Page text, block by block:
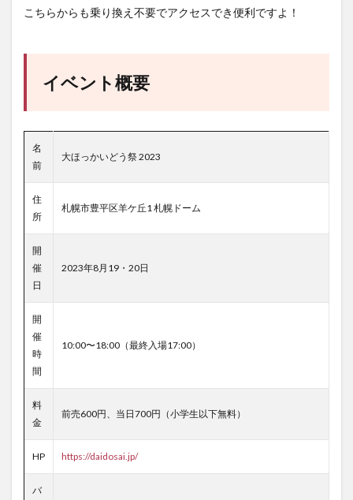
こちらからも乗り換え不要でアクセスでき便利ですよ！
イベント概要
名
前
大ほっかいどう祭 2023
住
所
札幌市豊平区羊ケ丘1 札幌ドーム
開
催
日
2023年8月19・20日
開
催
時
間
10:00〜18:00（最終入場17:00）
料
金
前売600円、当日700円（小学生以下無料）
HP https://daidosai.jp/
バ